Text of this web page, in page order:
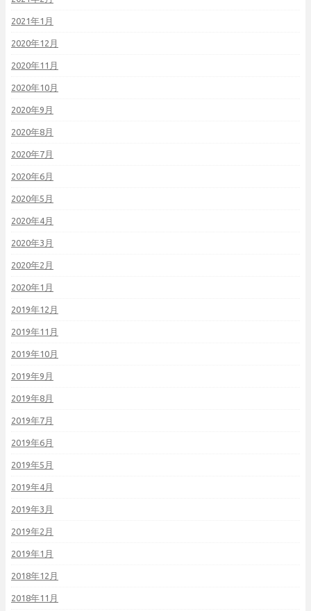
2021年1月
2020年12月
2020年11月
2020年10月
2020年9月
2020年8月
2020年7月
2020年6月
2020年5月
2020年4月
2020年3月
2020年2月
2020年1月
2019年12月
2019年11月
2019年10月
2019年9月
2019年8月
2019年7月
2019年6月
2019年5月
2019年4月
2019年3月
2019年2月
2019年1月
2018年12月
2018年11月